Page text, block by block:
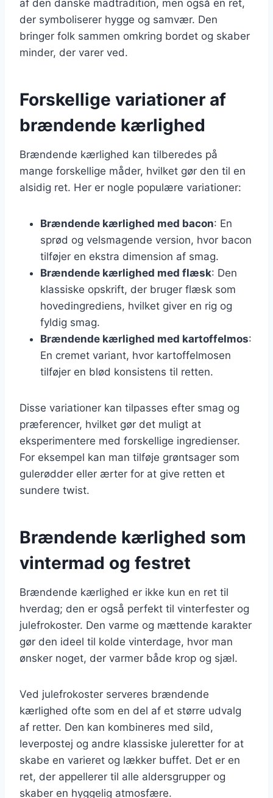
af den danske madtradition, men også en ret,
der symboliserer hygge og samvær. Den
bringer folk sammen omkring bordet og skaber
minder, der varer ved.
Forskellige variationer af
brændende kærlighed
Brændende kærlighed kan tilberedes på
mange forskellige måder, hvilket gør den til en
alsidig ret. Her er nogle populære variationer:
Brændende kærlighed med bacon: En
sprød og velsmagende version, hvor bacon
tilføjer en ekstra dimension af smag.
Brændende kærlighed med flæsk: Den
klassiske opskrift, der bruger flæsk som
hovedingrediens, hvilket giver en rig og
fyldig smag.
Brændende kærlighed med kartoffelmos:
En cremet variant, hvor kartoffelmosen
tilføjer en blød konsistens til retten.
Disse variationer kan tilpasses efter smag og
præferencer, hvilket gør det muligt at
eksperimentere med forskellige ingredienser.
For eksempel kan man tilføje grøntsager som
gulerødder eller ærter for at give retten et
sundere twist.
Brændende kærlighed som
vintermad og festret
Brændende kærlighed er ikke kun en ret til
hverdag; den er også perfekt til vinterfester og
julefrokoster. Den varme og mættende karakter
gør den ideel til kolde vinterdage, hvor man
ønsker noget, der varmer både krop og sjæl.
Ved julefrokoster serveres brændende
kærlighed ofte som en del af et større udvalg
af retter. Den kan kombineres med sild,
leverpostej og andre klassiske juleretter for at
skabe en varieret og lækker buffet. Det er en
ret, der appellerer til alle aldersgrupper og
skaber en hyggelig atmosfære.